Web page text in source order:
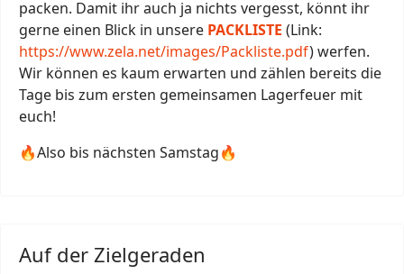
packen. Damit ihr auch ja nichts vergesst, könnt ihr
gerne einen Blick in unsere PACKLISTE (Link:
https://www.zela.net/images/Packliste.pdf) werfen.
Wir können es kaum erwarten und zählen bereits die
Tage bis zum ersten gemeinsamen Lagerfeuer mit
euch!
🔥Also bis nächsten Samstag🔥
Auf der Zielgeraden